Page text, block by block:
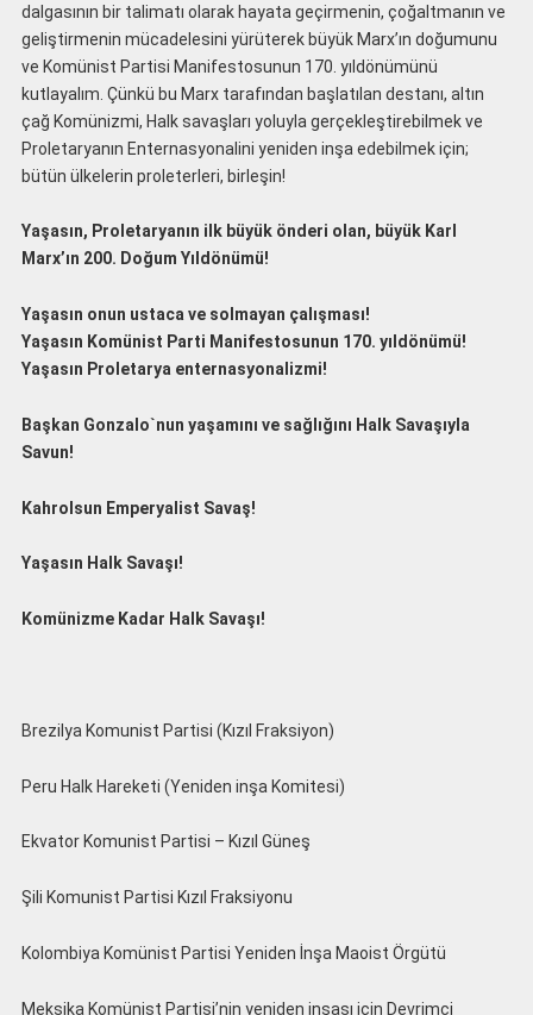
dalgasının bir talimatı olarak hayata geçirmenin, çoğaltmanın ve
geliştirmenin mücadelesini yürüterek büyük Marx’ın doğumunu
ve Komünist Partisi Manifestosunun 170. yıldönümünü
kutlayalım. Çünkü bu Marx tarafından başlatılan destanı, altın
çağ Komünizmi, Halk savaşları yoluyla gerçekleştirebilmek ve
Proletaryanın Enternasyonalini yeniden inşa edebilmek için;
bütün ülkelerin proleterleri, birleşin!
Yaşasın, Proletaryanın ilk büyük önderi olan, büyük Karl
Marx’ın 200. Doğum Yıldönümü!
Yaşasın onun ustaca ve solmayan çalışması!
Yaşasın Komünist Parti Manifestosunun 170. yıldönümü!
Yaşasın Proletarya enternasyonalizmi!
Başkan Gonzalo`nun yaşamını ve sağlığını Halk Savaşıyla
Savun!
Kahrolsun Emperyalist Savaş!
Yaşasın Halk Savaşı!
Komünizme Kadar Halk Savaşı!
Brezilya Komunist Partisi (Kızıl Fraksiyon)
Peru Halk Hareketi (Yeniden inşa Komitesi)
Ekvator Komunist Partisi – Kızıl Güneş
Şili Komunist Partisi Kızıl Fraksiyonu
Kolombiya Komünist Partisi Yeniden İnşa Maoist Örgütü
Meksika Komünist Partisi’nin yeniden inşası için Devrimci